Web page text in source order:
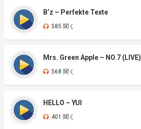
B’z – Perfekte Texte
585 聞く
Mrs. Green Apple – NO.7 (LIVE)
568 聞く
HELLO – YUI
401 聞く